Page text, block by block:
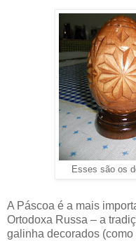
Esses são os
A Páscoa é a mais
Ortodoxa Russa – a
galinha decorados